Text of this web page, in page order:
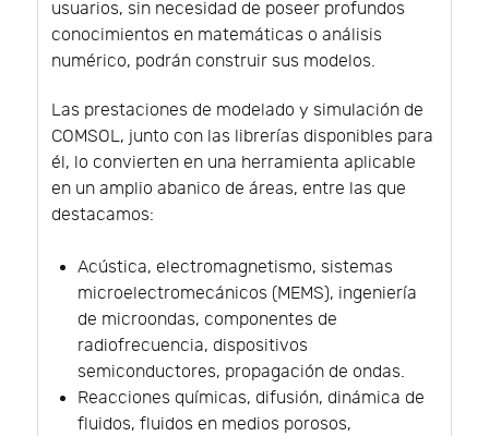
usuarios, sin necesidad de poseer profundos
conocimientos en matemáticas o análisis
numérico, podrán construir sus modelos.
Las prestaciones de modelado y simulación de
COMSOL, junto con las librerías disponibles para
él, lo convierten en una herramienta aplicable
en un amplio abanico de áreas, entre las que
destacamos:
Acústica, electromagnetismo, sistemas
microelectromecánicos (MEMS), ingeniería
de microondas, componentes de
radiofrecuencia, dispositivos
semiconductores, propagación de ondas.
Reacciones químicas, difusión, dinámica de
fluidos, fluidos en medios porosos,